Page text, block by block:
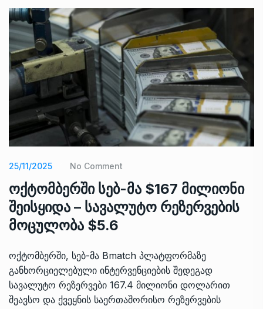
25/11/2025 No Comment
ოქტომბერში სებ-მა $167 მილიონი
შეისყიდა – სავალუტო რეზერვების
მოცულობა $5.6
ოქტომბერში, სებ-მა Bmatch პლატფორმაზე
განხორციელებული ინტერვენციების შედეგად
სავალუტო რეზერვები 167.4 მილიონი დოლარით
შეავსო და ქვეყნის საერთაშორისო რეზერვების